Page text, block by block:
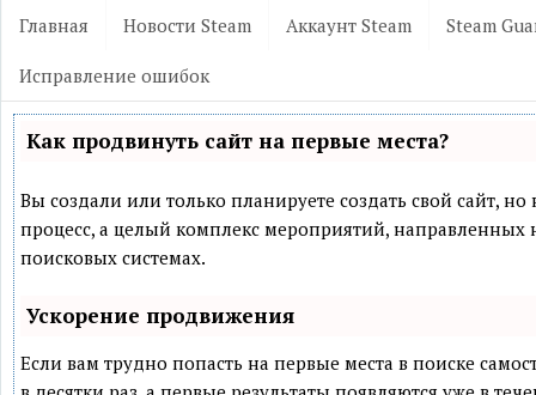
Главная Новости Steam Аккаунт Steam Steam
Исправление ошибок
Как продвинуть сайт на первые места?
Вы создали или только планируете создать свой сайт,
процесс, а целый комплекс мероприятий,
поисковых системах.
Ускорение продвижения
Если вам трудно попасть на первые места в поиске